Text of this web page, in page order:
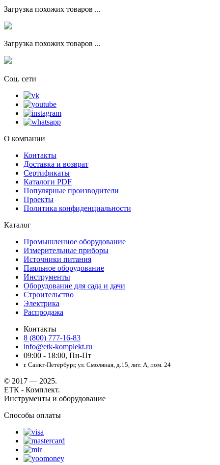
Загрузка похожих товаров ...
Загрузка похожих товаров ...
Соц. сети
О компании
Контакты
Доставка и возврат
Сертификаты
Каталоги PDF
Популярные производители
Проекты
Политика конфиденциальности
Каталог
Промышленное оборудование
Измерительные приборы
Источники питания
Паяльное оборудование
Инструменты
Оборудование для сада и дачи
Строительство
Электрика
Распродажа
Контакты
8 (800) 777-16-83
info@etk-komplekt.ru
09:00 - 18:00, Пн-Пт
г. Санкт-Петербург, ул. Смоляная, д.15, лит. А, пом. 24
© 2017 — 2025.
ЕТК - Комплект.
Инструменты и оборудование
Способы оплаты